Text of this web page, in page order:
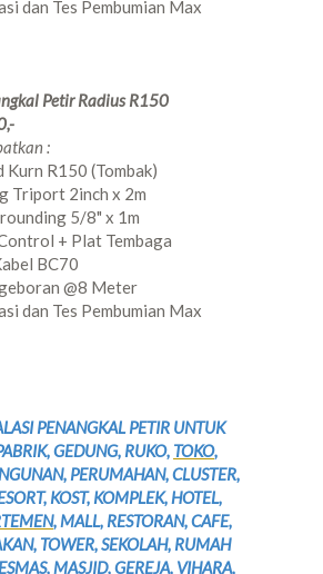
dan Tes Pembumian Max
Petir Radius R150
:
Kurn R150 (Tombak)
Triport 2inch x 2m
5/8" x 1m
+ Plat Tembaga
BC70
@8 Meter
dan Tes Pembumian Max
PENANGKAL PETIR UNTUK
GEDUNG, RUKO, TOKO,
PERUMAHAN, CLUSTER,
KOST, KOMPLEK, HOTEL,
, MALL, RESTORAN, CAFE,
TOWER, SEKOLAH, RUMAH
MASJID, GEREJA, VIHARA,